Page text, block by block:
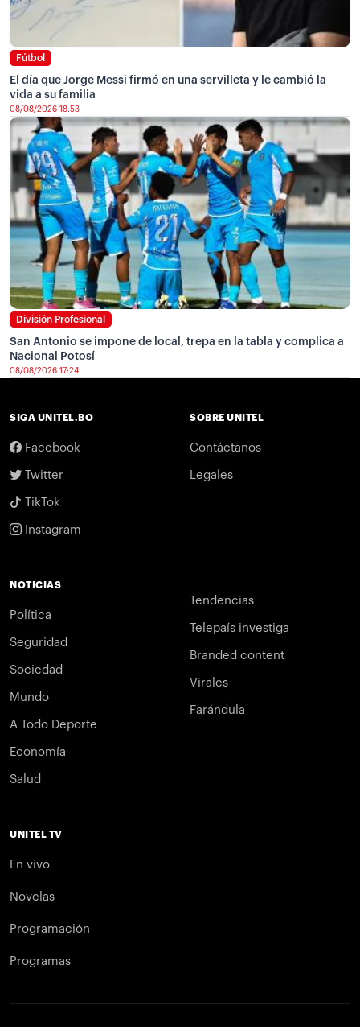
Fútbol
El día que Jorge Messi firmó en una servilleta y le cambió la
vida a su familia
08/08/2026 18:53
División Profesional
San Antonio se impone de local, trepa en la tabla y complica a
Nacional Potosí
08/08/2026 17:24
SIGA UNITEL.BO
Facebook
Twitter
TikTok
Instagram
SOBRE UNITEL
Contáctanos
Legales
NOTICIAS
Política
Seguridad
Sociedad
Mundo
A Todo Deporte
Economía
Salud
Tendencias
Telepaís investiga
Branded content
Virales
Farándula
UNITEL TV
En vivo
Novelas
Programación
Programas